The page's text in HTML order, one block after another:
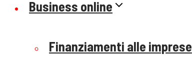
Business online
Finanziamenti alle imprese